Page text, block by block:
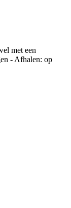
met een
- Afhalen: op